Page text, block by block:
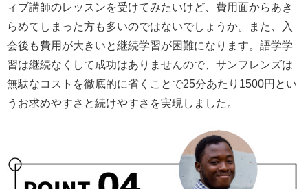
ィブ講師のレッスンを受けてみたいけど、費用面からあき
らめてしまった方も多いのではないでしょうか。また、入
会後も費用が大きいと継続学習が困難になります。語学学
習は継続なくして成功はありませんので、サンフレンズは
無駄なコストを徹底的に省くことで25分あたり1500円とい
うお求めやすさと続けやすさを実現しました。